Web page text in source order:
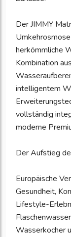
Der JIMMY
herkömmliche
Kombination
intelligentem
vollständig
moderne
Der Aufstieg
Europäische
Gesundheit,
Lifestyle-
Wasserkocher